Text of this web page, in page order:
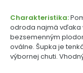
Charakteristika:
odroda najmä vďaka
bezsemenným
oválne. Šupka je
výbornej chuti.